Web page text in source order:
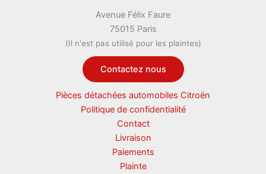
Avenue Félix Faure
75015 Paris
(Il n'est pas utilisé pour les plaintes)
Contactez nous
Pièces détachées automobiles Citroën
Politique de confidentialité
Contact
Livraison
Paiements
Plainte